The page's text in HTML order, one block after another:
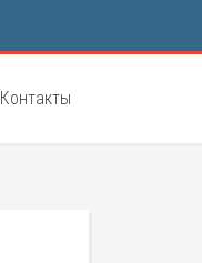
Контакты